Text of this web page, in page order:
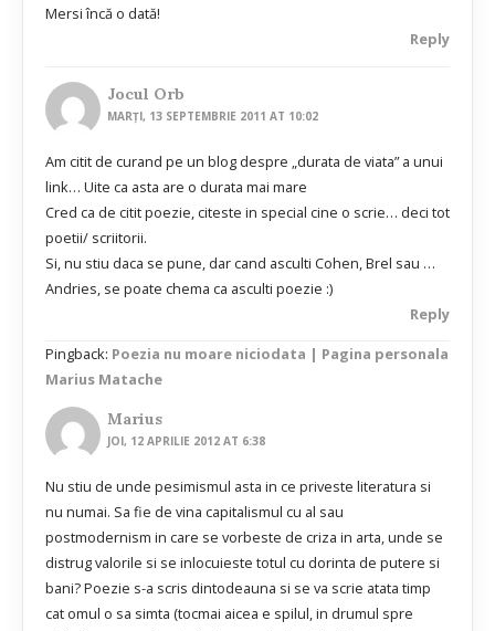
Mersi încă o dată!
Reply
Jocul Orb
MARȚI, 13 SEPTEMBRIE 2011 AT 10:02
Am citit de curand pe un blog despre „durata de viata” a unui
link… Uite ca asta are o durata mai mare
Cred ca de citit poezie, citeste in special cine o scrie… deci tot
poetii/ scriitorii.
Si, nu stiu daca se pune, dar cand asculti Cohen, Brel sau …
Andries, se poate chema ca asculti poezie :)
Reply
Pingback: Poezia nu moare niciodata | Pagina personala
Marius Matache
Marius
JOI, 12 APRILIE 2012 AT 6:38
Nu stiu de unde pesimismul asta in ce priveste literatura si
nu numai. Sa fie de vina capitalismul cu al sau
postmodernism in care se vorbeste de criza in arta, unde se
distrug valorile si se inlocuieste totul cu dorinta de putere si
bani? Poezie s-a scris dintodeauna si se va scrie atata timp
cat omul o sa simta (tocmai aicea e spilul, in drumul spre